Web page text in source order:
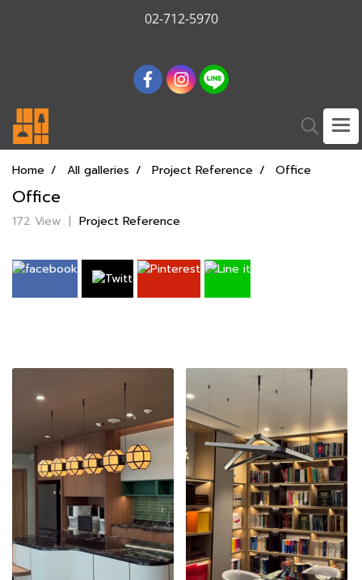
02-712-5970
Home All galleries Project Reference Office
Office
172 View | Project Reference